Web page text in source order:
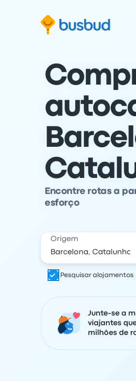
Encontre rotas a
esforço
Origem
Pesquisar alojamentos
Junte-se a
viajantes
milhões de